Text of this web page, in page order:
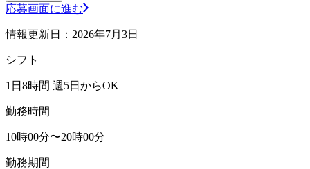
応募画面に進む
情報更新日：2026年7月3日
シフト
1日8時間 週5日からOK
勤務時間
10時00分〜20時00分
勤務期間